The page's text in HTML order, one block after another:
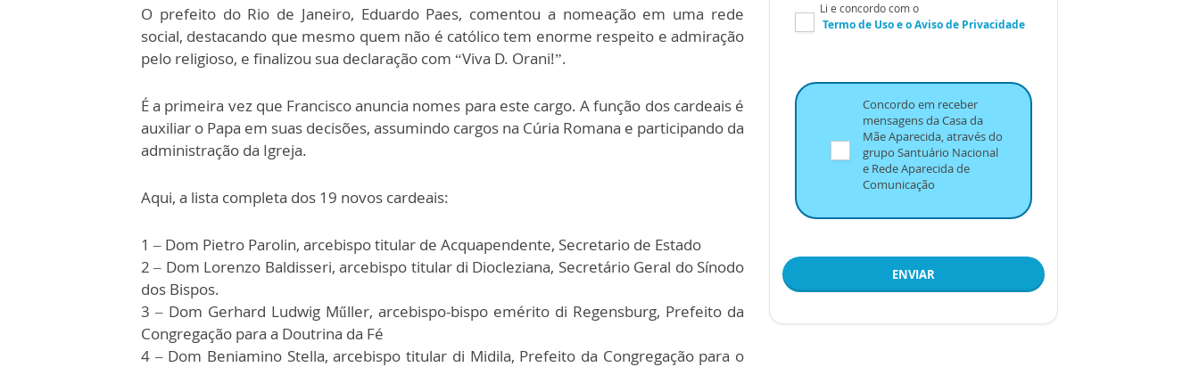
O prefeito do Rio de Janeiro, Eduardo Paes, comentou a nomeação em uma rede
social, destacando que mesmo quem não é católico tem enorme respeito e admiração
pelo religioso, e finalizou sua declaração com “Viva D. Orani!”.
É a primeira vez que Francisco anuncia nomes para este cargo. A função dos cardeais é
auxiliar o Papa em suas decisões, assumindo cargos na Cúria Romana e participando da
administração da Igreja.
Aqui, a lista completa dos 19 novos cardeais:
1 – Dom Pietro Parolin, arcebispo titular de Acquapendente, Secretario de Estado
2 – Dom Lorenzo Baldisseri, arcebispo titular di Diocleziana, Secretário Geral do Sínodo
dos Bispos.
3 – Dom Gerhard Ludwig Műller, arcebispo-bispo emérito di Regensburg, Prefeito da
Congregação para a Doutrina da Fé
4 – Dom Beniamino Stella, arcebispo titular di Midila, Prefeito da Congregação para o
Li e concordo com o
Termo de Usoe oAviso de Privacidade
Concordo em receber
mensagens da Casa da
Mãe Aparecida, através do
grupo Santuário Nacional
e Rede Aparecida de
Comunicação
ENVIAR